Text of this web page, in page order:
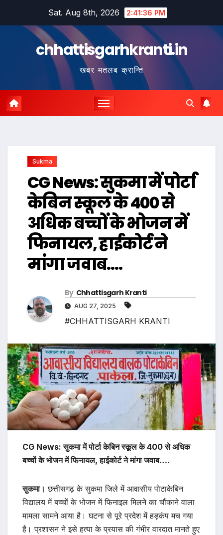
Sat. Aug 8th, 2026 2:41:37 PM
chhattisgarhkranti.in
खबर मतलब क्रान्ति
Sukma
CG News: सुकमा में पोर्टा
केबिन स्कूल के 400 से
अधिक बच्चों के भोजन में
फिनायल, हाईकोर्ट ने
मांगा जवाब….
By Chhattisgarh Kranti
AUG 27, 2025
#CHHATTISGARH KRANTI
CG News: सुकमा में पोर्टा केबिन स्कूल के 400 से अधिक
बच्चों के भोजन में फिनायल, हाईकोर्ट ने मांगा जवाब….
सुकमा। छत्तीसगढ़ के सुकमा जिले में आवासीय पोटाकेबिन
विद्यालय में बच्चों के भोजन में फिनाइल मिलने का चौंकाने वाला
मामला सामने आया है। घटना से पूरे प्रदेश में हड़कंप मच गया
है। प्रशासन ने इसे हत्या के प्रयास की गंभीर वारदात मानते हुए